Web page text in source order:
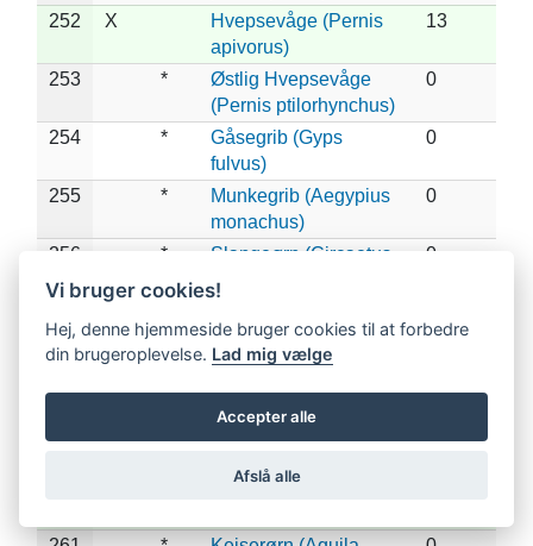
252 X
Hvepsevåge (Pernis
apivorus)
13
253 *
Østlig Hvepsevåge
(Pernis ptilorhynchus)
0
254 *
Gåsegrib (Gyps
fulvus)
0
255 *
Munkegrib (Aegypius
monachus)
0
256 *
Slangeørn (Circaetus
gallicus)
0
(Clanga pomarina)
X
Stor Skrigeørn
(Clanga clanga)
Dværgørn (Hieraaetus
Steppeørn (Aquila
Vi bruger cookies!
Hej, denne hjemmeside bruger cookies til at forbedre
din brugeroplevelse. Lad mig vælge
Accepter alle
Afslå alle